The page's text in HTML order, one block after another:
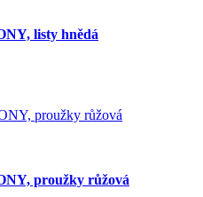
listy hnědá
proužky růžová